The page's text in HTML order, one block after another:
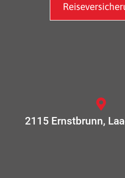
2115 Ernstbrunn,